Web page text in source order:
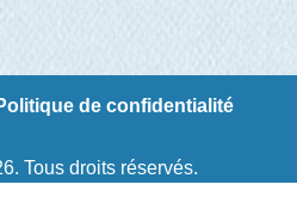
de confidentialité
Tous droits réservés.